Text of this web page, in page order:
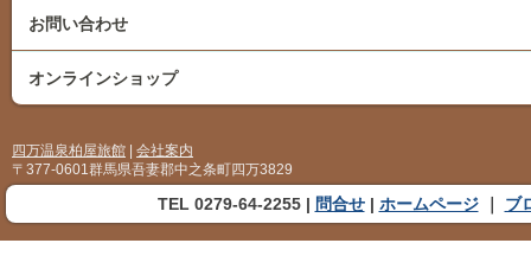
お問い合わせ
オンラインショップ
四万温泉柏屋旅館
会社案内
〒377-0601群馬県吾妻郡中之条町四万3829
TEL 0279-64-2255 | 問合せ| ホームページ｜ ブ